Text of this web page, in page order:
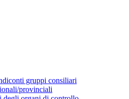
gruppi consiliari
provinciali